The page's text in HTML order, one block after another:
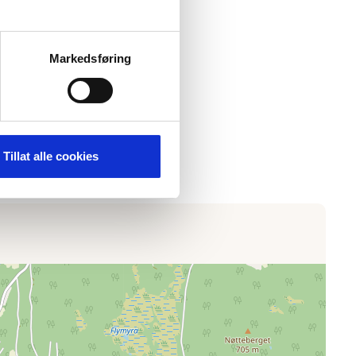
Markedsføring
Tillat alle cookies